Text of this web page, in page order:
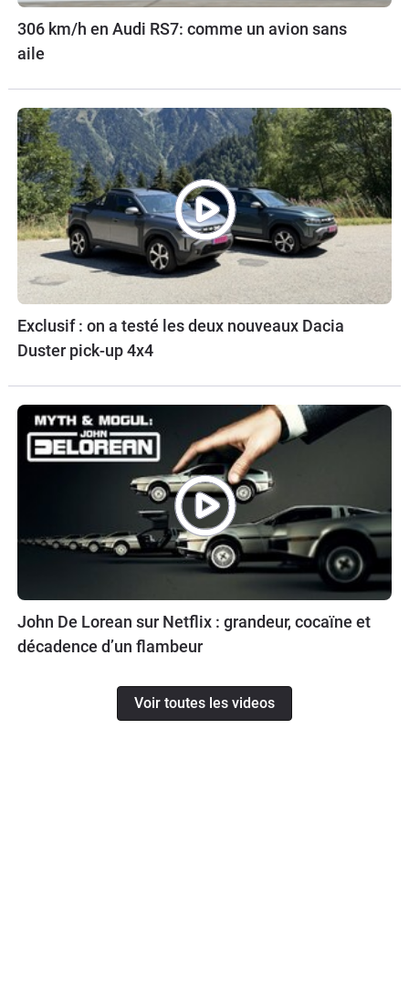
306 km/h en Audi RS7: comme un avion sans
aile
Exclusif : on a testé les deux nouveaux Dacia
Duster pick-up 4x4
John De Lorean sur Netflix : grandeur, cocaïne et
décadence d’un flambeur
Voir toutes les videos